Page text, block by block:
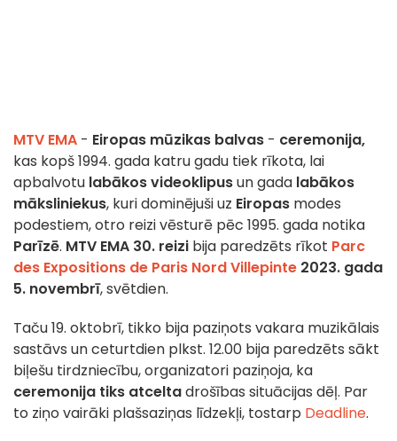
MTV EMA - Eiropas mūzikas balvas - ceremonija,
kas kopš 1994. gada katru gadu tiek rīkota, lai
apbalvotu labākos videoklipusun gada labākos
māksliniekus, kuri dominējuši uz Eiropas modes
podestiem, otro reizi vēsturē pēc 1995. gada notika
Parīzē. MTV EMA 30. reizi bija paredzēts rīkot Parc
des Expositions de Paris Nord Villepinte 2023. gada
5. novembrī, svētdien.
Taču 19. oktobrī, tikko bija paziņots vakara muzikālais
sastāvs un ceturtdien plkst. 12.00 bija paredzēts sākt
biļešu tirdzniecību, organizatori paziņoja, ka
ceremonija tiks atceltadrošības situācijas dēļ. Par
to ziņo vairāki plašsaziņas līdzekļi, tostarp Deadline.